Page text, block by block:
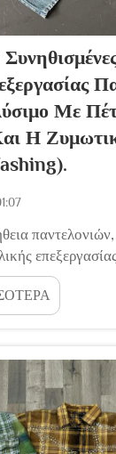
Με
Η
παντελονιών,
ενδύματος
άνεση και
ιδιοκτήτες